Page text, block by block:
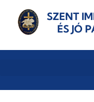
SZENT
ÉS JÓ